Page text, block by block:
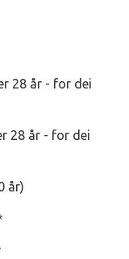
28 år - for dei
28 år - for dei
år)